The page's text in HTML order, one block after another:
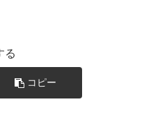
る
コピー